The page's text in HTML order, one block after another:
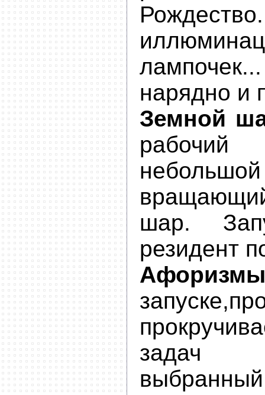
нарядно и
Земной
небольшой
шар.
резидент
задач